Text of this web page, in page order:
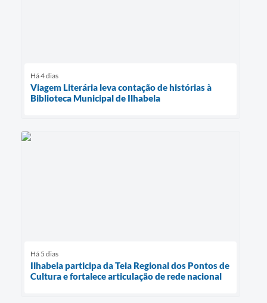
Há 4 dias
Viagem Literária leva contação de histórias à
Biblioteca Municipal de Ilhabela
Há 5 dias
Ilhabela participa da Teia Regional dos Pontos de
Cultura e fortalece articulação de rede nacional